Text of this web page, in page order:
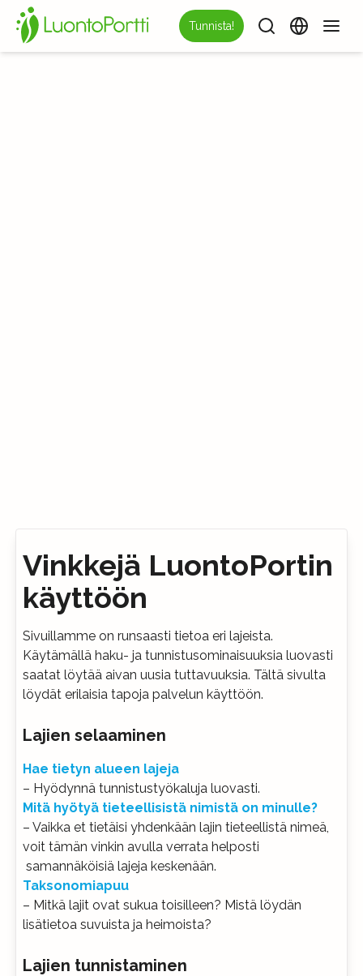
Tunnista!
Vinkkejä LuontoPortin
käyttöön
Sivuillamme on runsaasti tietoa eri lajeista.
Käytämällä haku- ja tunnistusominaisuuksia luovasti
saatat löytää aivan uusia tuttavuuksia. Tältä sivulta
löydät erilaisia tapoja palvelun käyttöön.
Lajien selaaminen
Hae tietyn alueen lajeja
– Hyödynnä tunnistustyökaluja luovasti.
Mitä hyötyä tieteellisistä nimistä on minulle?
– Vaikka et tietäisi yhdenkään lajin tieteellistä nimeä,
voit tämän vinkin avulla verrata helposti
samannäköisiä lajeja keskenään.
Taksonomiapuu
– Mitkä lajit ovat sukua toisilleen? Mistä löydän
lisätietoa suvuista ja heimoista?
Lajien tunnistaminen